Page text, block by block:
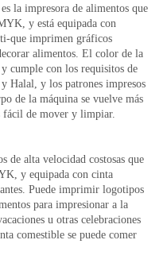
la impresora de alimentos que
y está equipada con
que imprimen gráficos
alimentos. El color de la
cumple con los requisitos de
Halal, y los patrones impresos
de la máquina se vuelve más
fácil de mover y limpiar.
de alta velocidad costosas que
y equipada con cinta
Puede imprimir logotipos
para impresionar a la
u otras celebraciones
comestible se puede comer